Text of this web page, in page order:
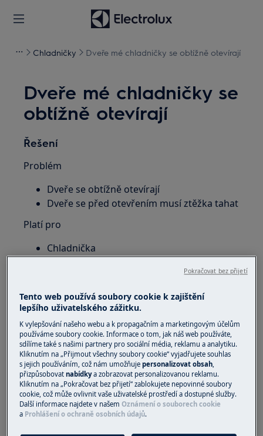
Chladničky Dveře mé chladničky se obtížně otevírají
Dveře mé chladničky se
obtížně otevírají
Řešení
Problém
Dveře se obtížně otevírají
Dveře se před otevřením musí ztěžka tahat
Platí pro
Chladnička
1. Vložte prst do rohu těsnění dveří a uvolněte
přísavný tlak, tím se dveře budou po zavření
snadněji otevírat.
2. Než dveře opět otevřete, počkejte přibližně
jednu minutu, pokud jste je právě zavřeli
3. Nezavírejte dveře zabouchnutím
4. Spotřebič musí stát rovně
Tento web používá soubory cookie k zajištění
lepšího uživatelského zážitku.
K vylepšování našeho webu a k propagačním a marketingovým účelům
používáme soubory cookie. Informace o tom, jak náš web používáte,
sdílíme také s našimi partnery pro sociální média, reklamu a analytiku.
Kliknutím na „Přijmout všechny soubory cookie“ vyjadřujete souhlas
s jejich používáním, což nám umožňujepersonalizovat obsah,
přizpůsobovatnabídkya zobrazovat personalizovanou reklamu.
Kliknutím na „Pokračovat bez přijetí“ zablokujete nepovinné soubory
cookie, což může ovlivnit vaše uživatelské prostředí a dostupné služby.
Další informace najdete v našemOznámení o souborech cookie
a Prohlášení o ochraně osobních údajů.
Pokračovat bez přijetí